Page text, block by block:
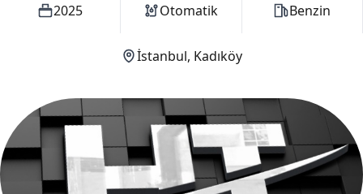
2025
Otomatik Benzin
İstanbul, Kadıköy